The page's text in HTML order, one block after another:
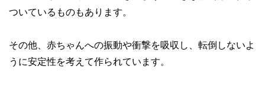
ついているものもあります。
その他、赤ちゃんへの振動や衝撃を吸収し、転倒しないよ
うに安定性を考えて作られています。